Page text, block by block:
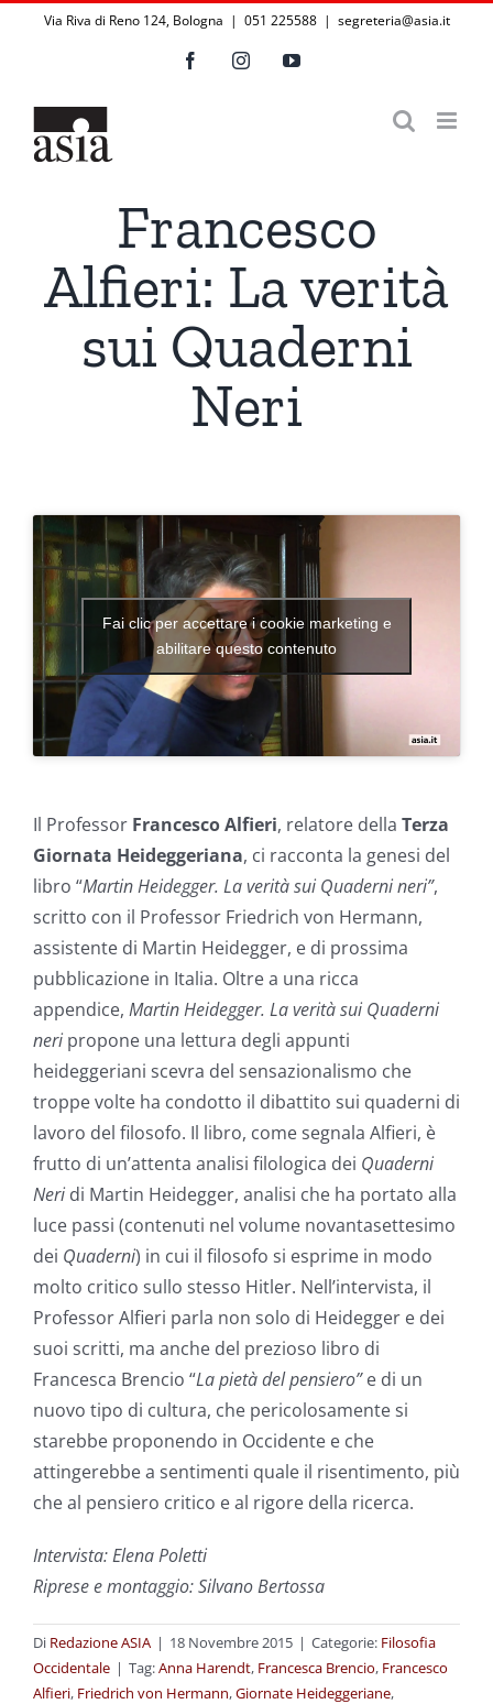
Via Riva di Reno 124, Bologna | 051 225588 | segreteria@asia.it
FacebookInstagramYouTube
Francesco
Alfieri: La verità
sui Quaderni
Neri
Fai clic per accettare i cookie marketing e
abilitare questo contenuto
Il Professor Francesco Alfieri, relatore della Terza
Giornata Heideggeriana, ci racconta la genesi del
libro “Martin Heidegger. La verità sui Quaderni neri”,
scritto con il Professor Friedrich von Hermann,
assistente di Martin Heidegger, e di prossima
pubblicazione in Italia. Oltre a una ricca
appendice, Martin Heidegger. La verità sui Quaderni
neri propone una lettura degli appunti
heideggeriani scevra del sensazionalismo che
troppe volte ha condotto il dibattito sui quaderni di
lavoro del filosofo. Il libro, come segnala Alfieri, è
frutto di un’attenta analisi filologica dei Quaderni
Neri di Martin Heidegger, analisi che ha portato alla
luce passi (contenuti nel volume novantasettesimo
dei Quaderni) in cui il filosofo si esprime in modo
molto critico sullo stesso Hitler. Nell’intervista, il
Professor Alfieri parla non solo di Heidegger e dei
suoi scritti, ma anche del prezioso libro di
Francesca Brencio “La pietà del pensiero”e di un
nuovo tipo di cultura, che pericolosamente si
starebbe proponendo in Occidente e che
attingerebbe a sentimenti quale il risentimento, più
che al pensiero critico e al rigore della ricerca.
Intervista: Elena Poletti
Riprese e montaggio: Silvano Bertossa
Di Redazione ASIA | 18 Novembre 2015 | Categorie: Filosofia
Occidentale | Tag:Anna Harendt, Francesca Brencio, Francesco
Alfieri, Friedrich von Hermann,Giornate Heideggeriane,